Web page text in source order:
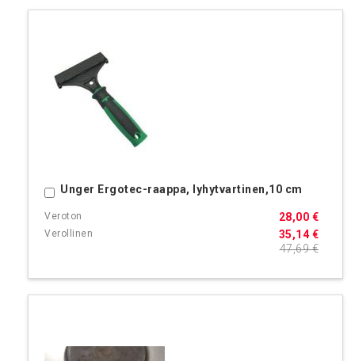
Unger Ergotec-raappa, lyhytvartinen,10 cm
35,14 €
28,00 €
47,69 €
Ostoskoriin